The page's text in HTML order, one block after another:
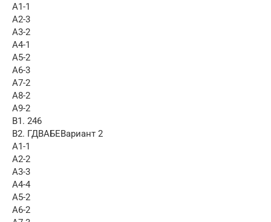
А1-1
А2-3
А3-2
А4-1
А5-2
А6-3
А7-2
А8-2
А9-2
В1. 246
В2. ГДВАБЕВариант 2
А1-1
А2-2
А3-3
А4-4
А5-2
А6-2